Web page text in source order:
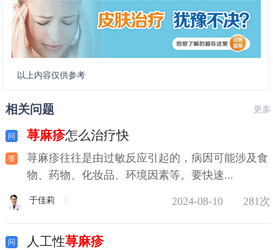
以上内容仅供参考
相关问题 更多
荨麻疹怎么治疗快
荨麻疹往往是由过敏反应引起的，病因可能涉及食
物、药物、化妆品、环境因素等。要快速...
于佳莉 2024-08-10 281次
人工性荨麻疹